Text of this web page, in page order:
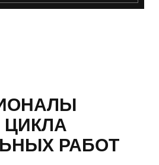
ЦИКЛА
РАБОТ